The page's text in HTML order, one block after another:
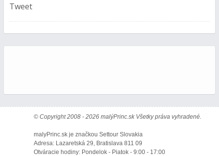
Tweet
© Copyright 2008 - 2026 malýPrinc.sk Všetky práva vyhradené.
malyPrinc.sk je značkou Settour Slovakia
Adresa: Lazaretská 29, Bratislava 811 09
Otváracie hodiny: Pondelok - Piatok - 9:00 - 17:00